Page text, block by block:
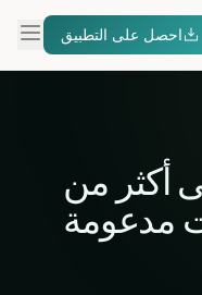
احصل على التطبيق
أكثر من
مدعومة